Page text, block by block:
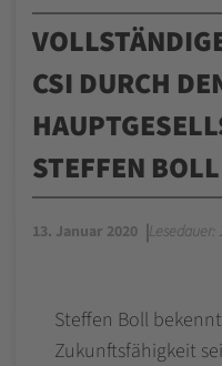
CSI DURCH
STEFFEN BOLL
13. Januar 2020 Lesedauer:
Steffen Boll
Zukunftsfähigkeit